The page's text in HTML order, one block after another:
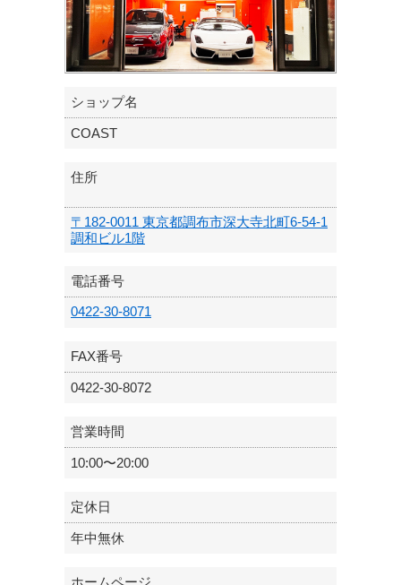
ショップ名
COAST
住所
〒182-0011 東京都調布市深大寺北町6-54-1
調和ビル1階
電話番号
0422-30-8071
FAX番号
0422-30-8072
営業時間
10:00〜20:00
定休日
年中無休